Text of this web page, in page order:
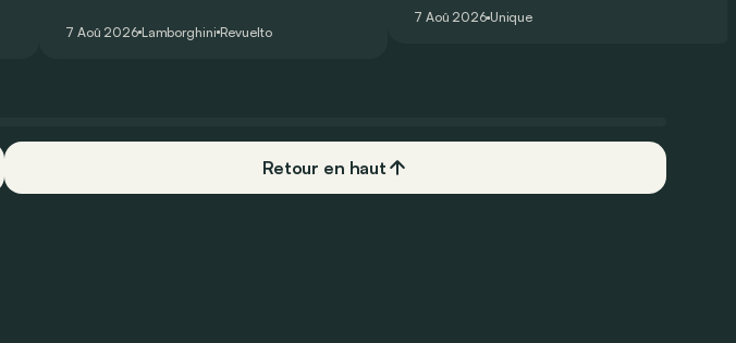
voiture de série !
7 Aoû 2026 Lamborghini Revuelto
7 Aoû 2026 Unique
Retour en haut